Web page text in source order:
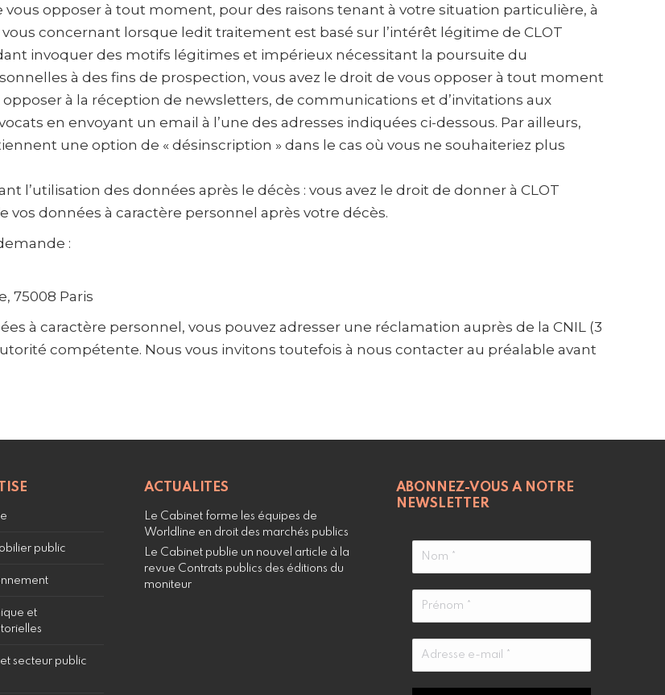
opposer à tout moment, pour des raisons tenant à votre situation particulière, à
concernant lorsque ledit traitement est basé sur l’intérêt légitime de CLOT
invoquer des motifs légitimes et impérieux nécessitant la poursuite du
à des fins de prospection, vous avez le droit de vous opposer à tout moment
à la réception de newsletters, de communications et d’invitations aux
en envoyant un email à l’une des adresses indiquées ci-dessous. Par ailleurs,
une option de « désinscription » dans le cas où vous ne souhaiteriez plus
l’utilisation des données après le décès : vous avez le droit de donner à CLOT
vos données à caractère personnel après votre décès.
:
75008 Paris
à caractère personnel, vous pouvez adresser une réclamation auprès de la CNIL (3
compétente. Nous vous invitons toutefois à nous contacter au préalable avant
public
et
secteur public
ACTUALITES
Le Cabinet forme les équipes de
Worldline en droit des marchés publics
Le Cabinet publie un nouvel article à la
revue Contrats publics des éditions du
moniteur
ABONNEZ-VOUS A NOTRE
NEWSLETTER